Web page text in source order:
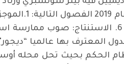
من الدول المعترف بها عالميا
الحكم بحيث تحل محله